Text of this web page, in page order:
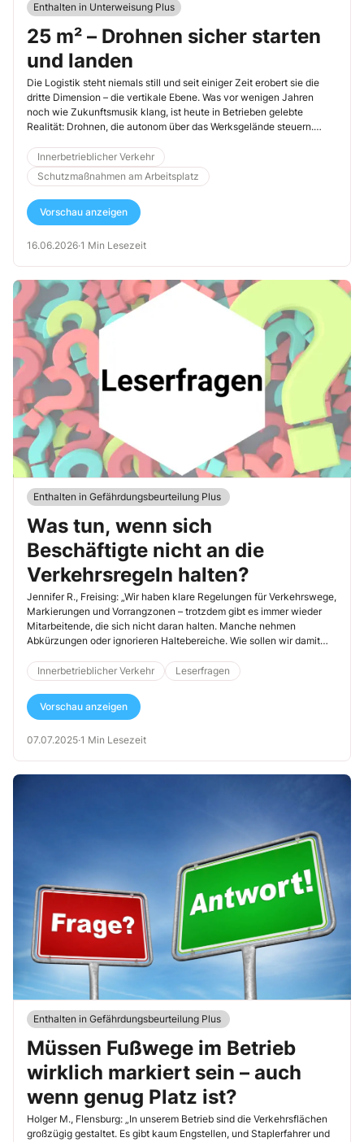
Enthalten in Unterweisung Plus
25 m² – Drohnen sicher starten
und landen
Die Logistik steht niemals still und seit einiger Zeit erobert sie die
dritte Dimension – die vertikale Ebene. Was vor wenigen Jahren
noch wie Zukunftsmusik klang, ist heute in Betrieben gelebte
Realität: Drohnen, die autonom über das Werksgelände steuern.
Schritt halten. Deshalb werfen wir einen Blick nach oben und klären,
warum 25 Quadratmeter den Unterschied zwischen Fortschritt und
Unfallrisiko ausmachen.
Innerbetrieblicher Verkehr
Schutzmaßnahmen am Arbeitsplatz
Vorschau anzeigen
16.06.2026·1 Min Lesezeit
Enthalten in Gefährdungsbeurteilung Plus
Was tun, wenn sich
Beschäftigte nicht an die
Verkehrsregeln halten?
Jennifer R., Freising: „Wir haben klare Regelungen für Verkehrswege,
Markierungen und Vorrangzonen – trotzdem gibt es immer wieder
Mitarbeitende, die sich nicht daran halten. Manche nehmen
Abkürzungen oder ignorieren Haltebereiche. Wie sollen wir damit
Maßnahmen?“
Innerbetrieblicher Verkehr Leserfragen
Vorschau anzeigen
07.07.2025·1 Min Lesezeit
Enthalten in Gefährdungsbeurteilung Plus
Müssen Fußwege im Betrieb
wirklich markiert sein – auch
wenn genug Platz ist?
Holger M., Flensburg: „In unserem Betrieb sind die Verkehrsflächen
großzügig gestaltet. Es gibt kaum Engstellen, und Staplerfahrer und